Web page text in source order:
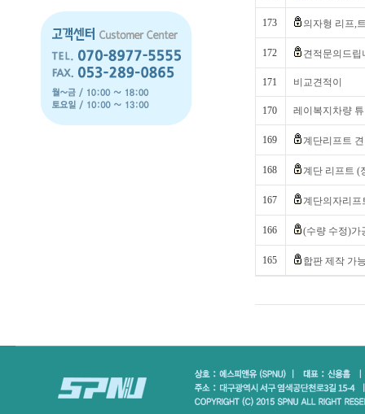
173 의자형 리프,
172 견적문의드립
171 비교견적이
170 레이복지차량
169 계단리프트
168 계단 리프트 (
167 계단의자리프
166 (수량 수정)가
165 합판 제작 가